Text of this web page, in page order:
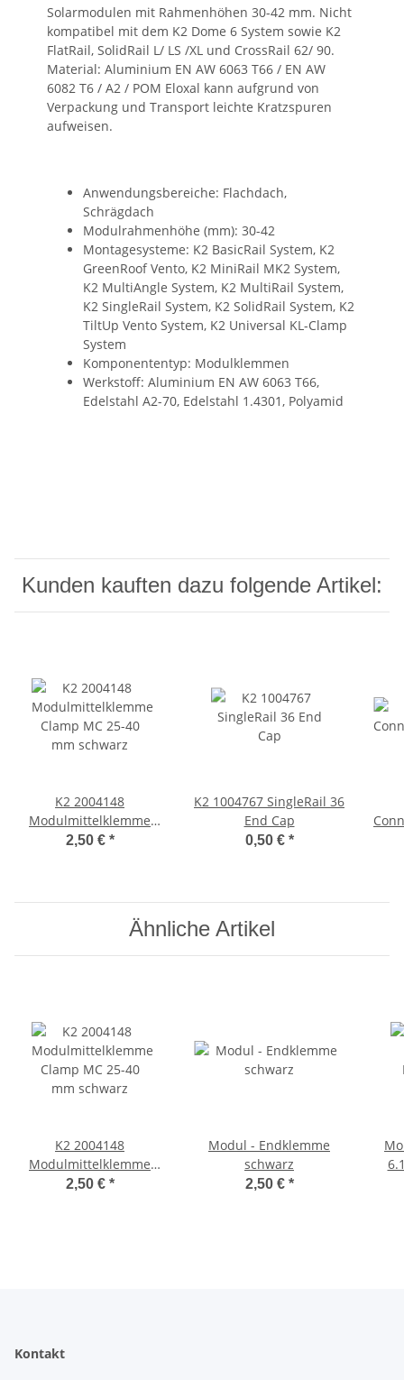
Solarmodulen mit Rahmenhöhen 30-42 mm. Nicht
kompatibel mit dem K2 Dome 6 System sowie K2
FlatRail, SolidRail L/ LS /XL und CrossRail 62/ 90.
Material: Aluminium EN AW 6063 T66 / EN AW
6082 T6 / A2 / POM Eloxal kann aufgrund von
Verpackung und Transport leichte Kratzspuren
aufweisen.
Anwendungsbereiche: Flachdach,
Schrägdach
Modulrahmenhöhe (mm): 30-42
Montagesysteme: K2 BasicRail System, K2
GreenRoof Vento, K2 MiniRail MK2 System,
K2 MultiAngle System, K2 MultiRail System,
K2 SingleRail System, K2 SolidRail System, K2
TiltUp Vento System, K2 Universal KL-Clamp
System
Komponententyp: Modulklemmen
Werkstoff: Aluminium EN AW 6063 T66,
Edelstahl A2-70, Edelstahl 1.4301, Polyamid
Kunden kauften dazu folgende Artikel:
K2 2004148
Modulmittelklemme
Clamp MC 25-40 mm
2,50 € *
K2 1004767 SingleRail 36
End Cap
0,50 € *
Ähnliche Artikel
K2 2004148
Modulmittelklemme
Clamp MC 25-40 mm
2,50 € *
Modul - Endklemme
schwarz
2,50 € *
Kontakt